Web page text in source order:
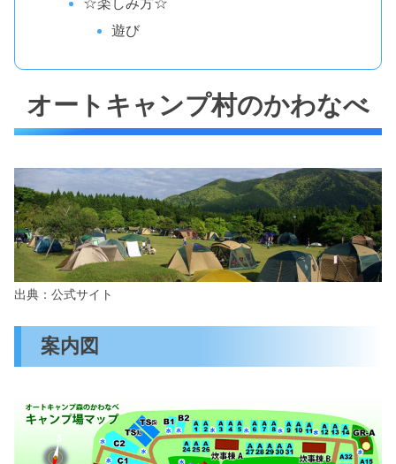
☆楽しみ方☆
遊び
オートキャンプ村のかわなべ
出典：公式サイト
案内図